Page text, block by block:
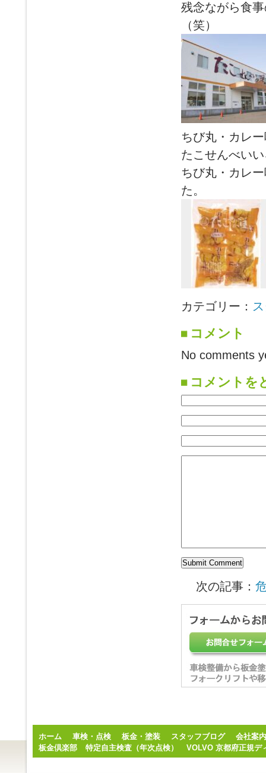
残念ながら食
（笑）
ちび丸・カレ
たこせんべい
ちび丸・カレ
た。
カテゴリー：
コメント
No comments
コメントを
次の記事：
ホーム 車検・点検 板金・塗装 スタッフブログ
会社案内
板金倶楽部
特定自主検査（年次点検） VOLVO 京都府正規デ